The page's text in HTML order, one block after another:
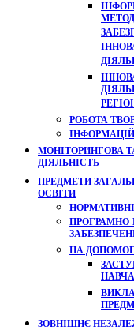
РОБОТА
МОНІТОРИНГОВА
ДІЯЛЬНІСТЬ
ПРЕДМЕТИ
ОСВІТИ
НА
ЗОВНІШНЄ